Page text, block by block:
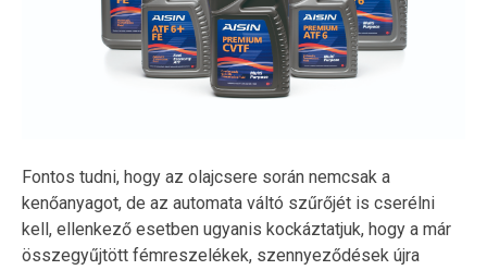
Fontos tudni, hogy az olajcsere során nemcsak a
kenőanyagot, de az automata váltó szűrőjét is cserélni
kell, ellenkező esetben ugyanis kockáztatjuk, hogy a már
összegyűjtött fémreszelékek, szennyeződések újra